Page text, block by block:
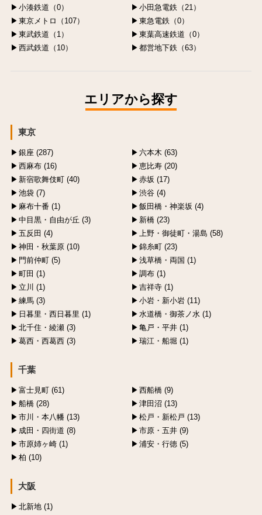
小湊鉄道（0）
小田急電鉄（21）
東京メトロ（107）
東急電鉄（0）
東武鉄道（1）
東葉高速鉄道（0）
西武鉄道（10）
都営地下鉄（63）
エリアから探す
東京
銀座 (287)
六本木 (63)
西麻布 (16)
恵比寿 (20)
新宿歌舞伎町 (40)
赤坂 (17)
池袋 (7)
渋谷 (4)
麻布十番 (1)
飯田橋・神楽坂 (4)
中目黒・自由が丘 (3)
新橋 (23)
五反田 (4)
上野・御徒町・湯島 (58)
神田・秋葉原 (10)
錦糸町 (23)
門前仲町 (5)
浅草橋・両国 (1)
町田 (1)
調布 (1)
立川 (1)
吉祥寺 (1)
練馬 (3)
小岩・新小岩 (11)
日暮里・西日暮里 (1)
水道橋・御茶ノ水 (1)
北千住・綾瀬 (3)
亀戸・平井 (1)
葛西・西葛西 (3)
瑞江・船堀 (1)
千葉
富士見町 (61)
西船橋 (9)
船橋 (28)
津田沼 (13)
市川・本八幡 (13)
松戸・新松戸 (13)
成田・四街道 (8)
市原・五井 (9)
市原姉ヶ崎 (1)
浦安・行徳 (5)
柏 (10)
大阪
北新地 (1)